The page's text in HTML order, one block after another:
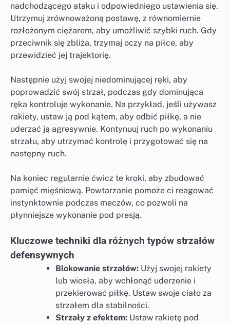
nadchodzącego ataku i odpowiedniego ustawienia się.
Utrzymuj zrównoważoną postawę, z równomiernie
rozłożonym ciężarem, aby umożliwić szybki ruch. Gdy
przeciwnik się zbliża, trzymaj oczy na piłce, aby
przewidzieć jej trajektorię.
Następnie użyj swojej niedominującej ręki, aby
poprowadzić swój strzał, podczas gdy dominująca
ręka kontroluje wykonanie. Na przykład, jeśli używasz
rakiety, ustaw ją pod kątem, aby odbić piłkę, a nie
uderzać ją agresywnie. Kontynuuj ruch po wykonaniu
strzału, aby utrzymać kontrolę i przygotować się na
następny ruch.
Na koniec regularnie ćwicz te kroki, aby zbudować
pamięć mięśniową. Powtarzanie pomoże ci reagować
instynktownie podczas meczów, co pozwoli na
płynniejsze wykonanie pod presją.
Kluczowe techniki dla różnych typów strzałów
defensywnych
Blokowanie strzałów: Użyj swojej rakiety
lub wiosła, aby wchłonąć uderzenie i
przekierować piłkę. Ustaw swoje ciało za
strzałem dla stabilności.
Strzały z efektem: Ustaw rakietę pod